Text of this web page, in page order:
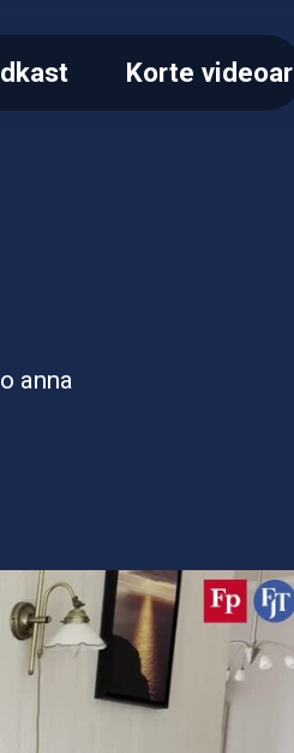
Korte videoar
anna